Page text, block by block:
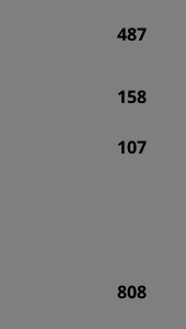
487
158
107
808